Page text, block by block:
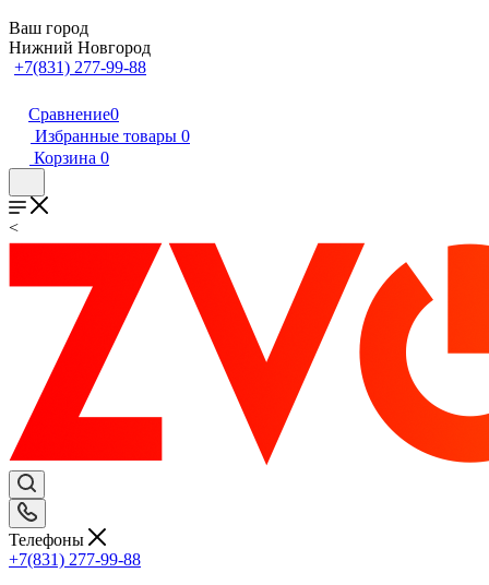
Ваш город
Нижний Новгород
+7(831) 277-99-88
Сравнение0
Избранные товары 0
Корзина 0
<
Телефоны
+7(831) 277-99-88